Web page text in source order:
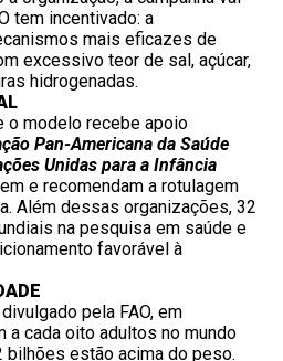
tem incentivado: a
mais eficazes de
excessivo teor de sal, açúcar,
hidrogenadas.
o modelo recebe apoio
Pan-Americana da Saúde
Unidas para a Infância
e recomendam a rotulagem
Além dessas organizações, 32
na pesquisa em saúde e
favorável à
pela FAO, em
a cada oito adultos no mundo
bilhões estão acima do peso.